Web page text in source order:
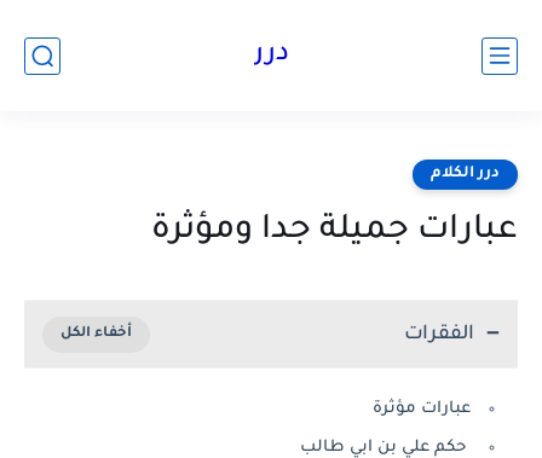
درر
درر الكلام
عبارات جميلة جدا ومؤثرة
الفقرات
عبارات مؤثرة
حكم علي بن ابي طالب